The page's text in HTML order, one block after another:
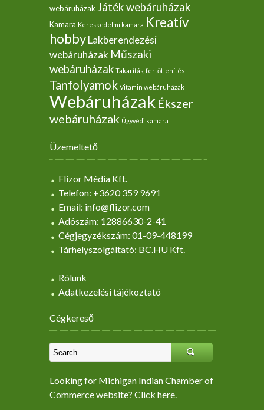
webáruházak Játék webáruházak
Kamara Kereskedelmi kamara Kreatív
hobbyLakberendezési
webáruházak Műszaki
webáruházak Takarítás, fertőtlenítés
Tanfolyamok Vitamin webáruházak
Webáruházak Ékszer
webáruházak Ügyvédi kamara
Üzemeltető
Flizor Média Kft.
Telefon: +3620 359 9691
Email: info@flizor.com
Adószám: 12886630-2-41
Cégjegyzékszám: 01-09-448199
Tárhelyszolgáltató: BC.HU Kft.
Rólunk
Adatkezelési tájékoztató
Cégkereső
Looking for Michigan Indian Chamber of
Commerce website? Click here.